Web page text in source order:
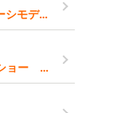
【2025年】390ADVENTURE R ローシャーシモデル【-45mm】
【2025年12月5日-12月7日】大阪モーターショー インポートブランドとして出展します